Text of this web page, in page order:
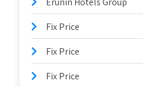
Fix Price
Fix Price
Fix Price